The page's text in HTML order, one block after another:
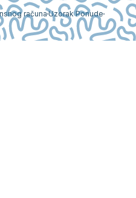
računaUzorak Ponude